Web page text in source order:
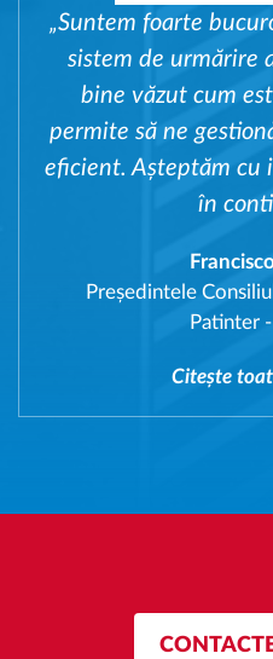
„Suntem foarte
sistem de urmărire
bine văzut cum
permite să ne
eficient. Așteptăm cu
în
Președintele
Patinter
Citește